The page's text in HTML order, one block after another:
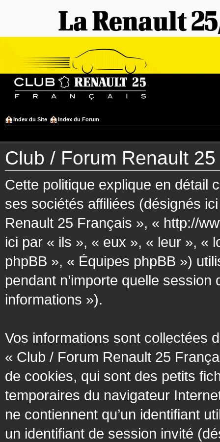
Index du Site Index du Forum
Club / Forum Renault
Cette politique explique en détail
ses sociétés affiliées (désignés
Renault 25 Français », « http://
ici par « ils », « eux », « leur », «
phpBB », « Équipes phpBB »)
pendant n’importe quelle
informations »).
Vos informations sont collectées
« Club / Forum Renault 25
de cookies, qui sont des petits
temporaires du navigateur
ne contiennent qu’un identifiant
un identifiant de session invité